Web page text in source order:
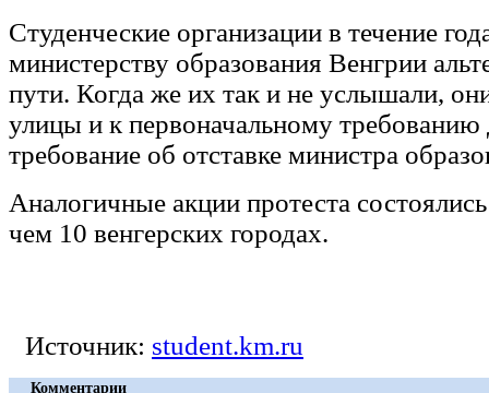
Студенческие организации в течение
министерству образования Венгрии
пути. Когда же их так и не услышали,
улицы и к первоначальному требованию
требование об отставке министра
Аналогичные акции протеста
чем 10 венгерских городах.
Источник: student.km.ru
Комментарии